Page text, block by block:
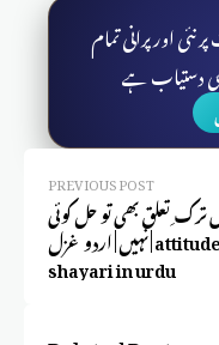
اور پرانی تمام
دستیاب ہے
PREVIOUS POST
ترک ِ تعلق بھی تو حل کوئی
نہیں | اردو غزل | attitude
shayari in urdu